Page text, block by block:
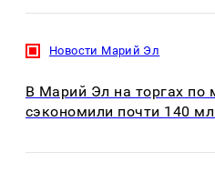
Новости Марий Эл
В Марий Эл на торгах по
сэкономили почти 140